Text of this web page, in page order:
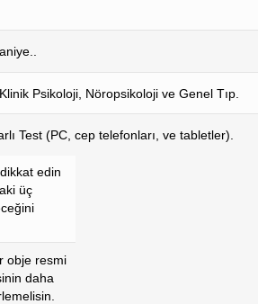
Psikoloji, Nöropsikoloji ve Genel Tıp.
Test (PC, cep telefonları, ve tabletler).
edin
üç
obje resmi
daha